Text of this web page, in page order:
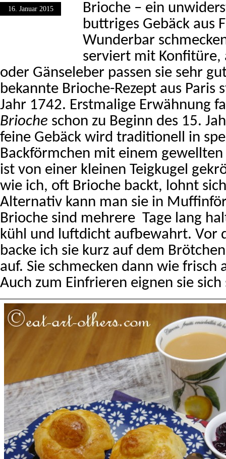
16. Januar 2015
Brioche – ein
buttriges Gebäck aus
Wunderbar
serviert mit Konfitüre,
oder Gänseleber passen sie sehr
bekannte Brioche-Rezept aus Paris
Jahr 1742. Erstmalige Erwähnung
Brioche schon zu Beginn des 15.
feine Gebäck wird traditionell in
Backförmchen mit einem gewellten
ist von einer kleinen Teigkugel
wie ich, oft Brioche backt, lohnt
Alternativ kann man sie in
Brioche sind mehrere Tage lang
kühl und luftdicht aufbewahrt. Vor
backe ich sie kurz auf dem
auf. Sie schmecken dann wie frisch
Auch zum Einfrieren eignen sie